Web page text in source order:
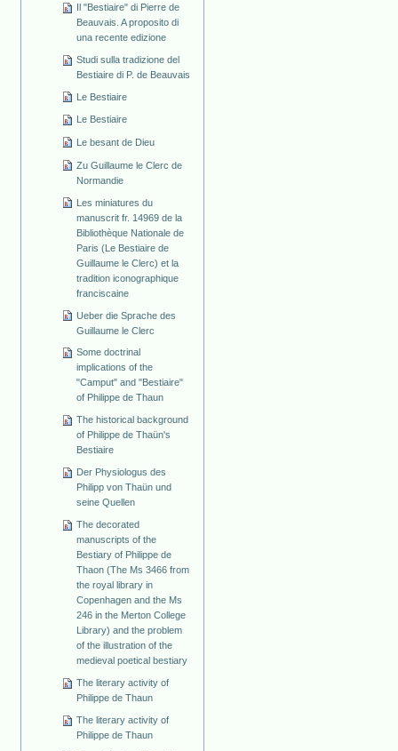
Il "Bestiaire" di Pierre de
Beauvais. A proposito di
una recente edizione
Studi sulla tradizione del
Bestiaire di P. de Beauvais
Le Bestiaire
Le Bestiaire
Le besant de Dieu
Zu Guillaume le Clerc de
Normandie
Les miniatures du
manuscrit fr. 14969 de la
Bibliothèque Nationale de
Paris (Le Bestiaire de
Guillaume le Clerc) et la
tradition iconographique
franciscaine
Ueber die Sprache des
Guillaume le Clerc
Some doctrinal
implications of the
"Camput" and "Bestiaire"
of Philippe de Thaun
The historical background
of Philippe de Thaün's
Bestiaire
Der Physiologus des
Philipp von Thaün und
seine Quellen
The decorated
manuscripts of the
Bestiary of Philippe de
Thaon (The Ms 3466 from
the royal library in
Copenhagen and the Ms
246 in the Merton College
Library) and the problem
of the illustration of the
medieval poetical bestiary
The literary activity of
Philippe de Thaun
The literary activity of
Philippe de Thaun